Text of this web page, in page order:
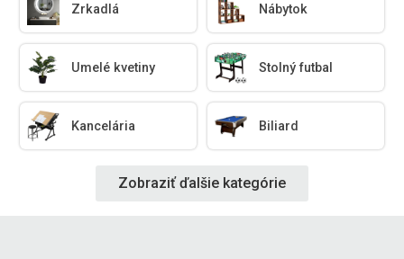
Zrkadlá Nábytok
Umelé kvetiny Stolný futbal
Kancelária Biliard
Zobraziť ďalšie kategórie